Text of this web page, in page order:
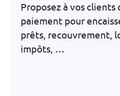
Proposez à vos clients
paiement pour
prêts, recouvrement,
impôts, …